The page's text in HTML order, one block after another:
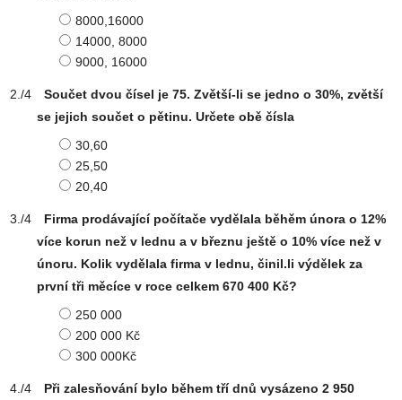
8000,16000
14000, 8000
9000, 16000
Součet dvou čísel je 75. Zvětší-li se jedno o 30%, zvětší
se jejich součet o pětinu. Určete obě čísla
30,60
25,50
20,40
Firma prodávající počítače vydělala běhěm února o 12%
více korun než v lednu a v březnu ještě o 10% více než v
únoru. Kolik vydělala firma v lednu, činil.li výdělek za
první tři měcíce v roce celkem 670 400 Kč?
250 000
200 000 Kč
300 000Kč
Při zalesňování bylo během tří dnů vysázeno 2 950